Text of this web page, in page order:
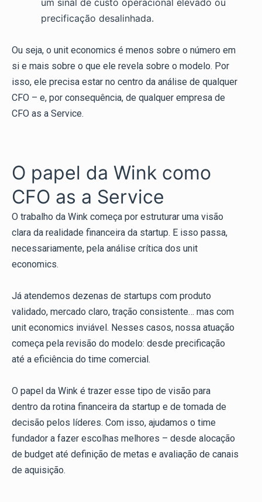
um sinal de custo operacional elevado ou
precificação desalinhada.
Ou seja, o unit economics é menos sobre o número em
si e mais sobre o que ele revela sobre o modelo. Por
isso, ele precisa estar no centro da análise de qualquer
CFO – e, por consequência, de qualquer empresa de
CFO as a Service.
O papel da Wink como
CFO as a Service
O trabalho da Wink começa por estruturar uma visão
clara da realidade financeira da startup. E isso passa,
necessariamente, pela análise crítica dos unit
economics.
Já atendemos dezenas de startups com produto
validado, mercado claro, tração consistente… mas com
unit economics inviável. Nesses casos, nossa atuação
começa pela revisão do modelo: desde precificação
até a eficiência do time comercial.
O papel da Wink é trazer esse tipo de visão para
dentro da rotina financeira da startup e de tomada de
decisão pelos líderes. Com isso, ajudamos o time
fundador a fazer escolhas melhores – desde alocação
de budget até definição de metas e avaliação de canais
de aquisição.